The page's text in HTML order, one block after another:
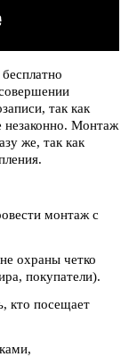
так как
незаконно. Монтаж
же, так как
монтаж с
охраны четко
покупатели).
кто посещает